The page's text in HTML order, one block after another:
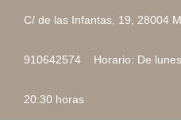
contenido
C/ de las Infantas, 19,
910642574 Horario: De
20:30 horas